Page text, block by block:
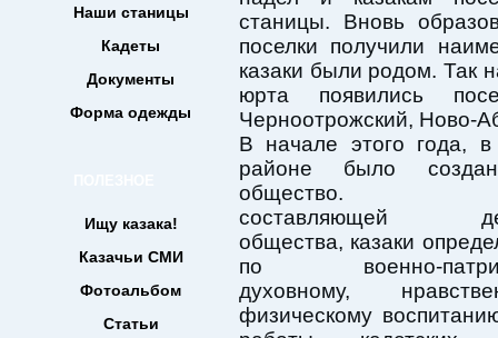
Наши станицы
Кадеты
Документы
Форма одежды
Ищу казака!
Казачьи СМИ
Фотоальбом
Статьи
станицы. Вновь
поселки получили
казаки были родом. Так
юрта появились
Черноотрожский, Ново-
В начале этого года, в
районе было
общество.
составляющей
общества, казаки
по военно-
духовному,
физическому